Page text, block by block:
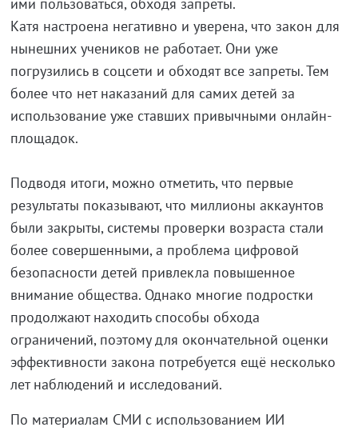
ими пользоваться, обходя запреты.
Катя настроена негативно и уверена, что закон для
нынешних учеников не работает. Они уже
погрузились в соцсети и обходят все запреты. Тем
более что нет наказаний для самих детей за
использование уже ставших привычными онлайн-
площадок.
Подводя итоги, можно отметить, что первые
результаты показывают, что миллионы аккаунтов
были закрыты, системы проверки возраста стали
более совершенными, а проблема цифровой
безопасности детей привлекла повышенное
внимание общества. Однако многие подростки
продолжают находить способы обхода
ограничений, поэтому для окончательной оценки
эффективности закона потребуется ещё несколько
лет наблюдений и исследований.
По материалам СМИ с использованием ИИ